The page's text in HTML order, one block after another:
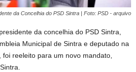
da Concelhia do PSD Sintra | Foto: PSD - arquivo
da concelhia do PSD Sintra,
Municipal de Sintra e deputado na
foi reeleito para um novo mandato,